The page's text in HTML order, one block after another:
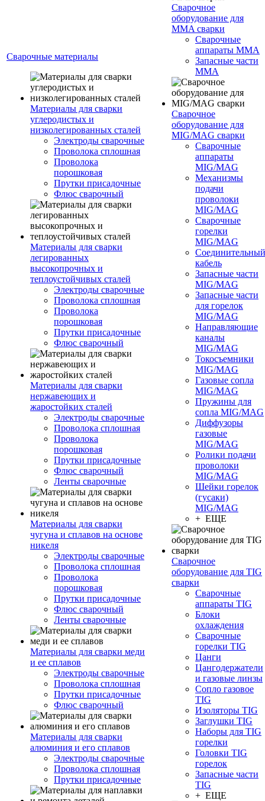
Сварочные материалы
Материалы для сварки
углеродистых и
низколегированных сталей
Электроды сварочные
Проволока сплошная
Проволока
порошковая
Прутки присадочные
Флюс сварочный
Материалы для сварки
легированных
высокопрочных и
теплоустойчивых сталей
Электроды сварочные
Проволока сплошная
Проволока
порошковая
Прутки присадочные
Флюс сварочный
Материалы для сварки
нержавеющих и
жаростойких сталей
Электроды сварочные
Проволока сплошная
Проволока
порошковая
Прутки присадочные
Флюс сварочный
Ленты сварочные
Материалы для сварки
чугуна и сплавов на основе
никеля
Электроды сварочные
Проволока сплошная
Проволока
порошковая
Прутки присадочные
Флюс сварочный
Ленты сварочные
Материалы для сварки меди
и ее сплавов
Электроды сварочные
Проволока сплошная
Прутки присадочные
Флюс сварочный
Материалы для сварки
алюминия и его сплавов
Электроды сварочные
Проволока сплошная
Прутки присадочные
Сварочное
оборудование для
MMA сварки
Сварочные
аппараты MMA
Запасные части
MMA
Сварочное
оборудование для
MIG/MAG сварки
Сварочные
аппараты
MIG/MAG
Механизмы
подачи
проволоки
MIG/MAG
Сварочные
горелки
MIG/MAG
Соединительный
кабель
Запасные части
MIG/MAG
Запасные части
для горелок
MIG/MAG
Направляющие
каналы
MIG/MAG
Токосъемники
MIG/MAG
Газовые сопла
MIG/MAG
Пружины для
сопла MIG/MAG
Диффузоры
газовые
MIG/MAG
Ролики подачи
проволоки
MIG/MAG
Шейки горелок
(гусаки)
MIG/MAG
+ ЕЩЕ
Сварочное
оборудование для TIG
сварки
Сварочные
аппараты TIG
Блоки
охлаждения
Сварочные
горелки TIG
Цанги
Цангодержатели
и газовые линзы
Сопло газовое
TIG
Изоляторы TIG
Заглушки TIG
Наборы для TIG
горелки
Головки TIG
горелок
Запасные части
TIG
+ ЕЩЕ